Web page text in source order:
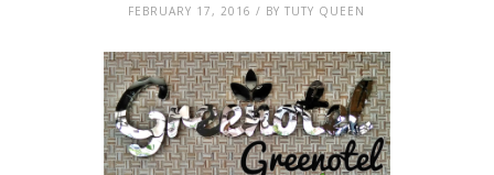
FEBRUARY 17, 2016 / BY TUTY QUEEN